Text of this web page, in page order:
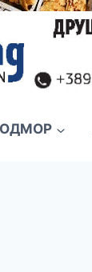
ОДМОР